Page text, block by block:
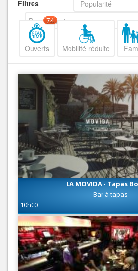
Filtres
Popularité
Decroissant
Ouverts
74
Mobilité réduite
LA MOVIDA - Tapas
Bar à tapas
10h00